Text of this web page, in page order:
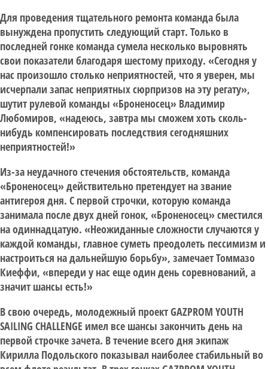
Для проведения тщательного ремонта команда была
вынуждена пропустить следующий старт. Только в
последней гонке команда сумела несколько выровнять
свои показатели благодаря шестому приходу. «Сегодня у
нас произошло столько неприятностей, что я уверен, мы
исчерпали запас неприятных сюрпризов на эту регату»,
шутит рулевой команды «Броненосец» Владимир
Любомиров, «надеюсь, завтра мы сможем хоть сколь-
нибудь компенсировать последствия сегодняшних
неприятностей!»
Из-за неудачного стечения обстоятельств, команда
«Броненосец» действительно претендует на звание
антигероя дня. С первой строчки, которую команда
занимала после двух дней гонок, «Броненосец» сместился
на одиннадцатую. «Неожиданные сложности случаются у
каждой команды, главное суметь преодолеть пессимизм и
настроиться на дальнейшую борьбу», замечает Томмазо
Киеффи, «впереди у нас еще один день соревнований, а
значит шансы есть!»
В свою очередь, молодежный проект GAZPROM YOUTH
SAILING CHALLENGE имел все шансы закончить день на
первой строчке зачета. В течение всего дня экипаж
Кирилла Подольского показывал наиболее стабильный во